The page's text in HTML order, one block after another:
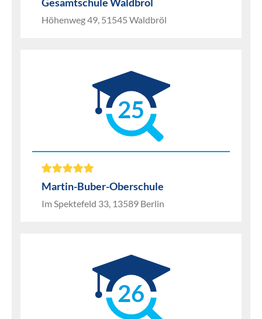
Höhenweg 49, 51545 Waldbröl
25
Martin-Buber-Oberschule
Im Spektefeld 33, 13589 Berlin
26